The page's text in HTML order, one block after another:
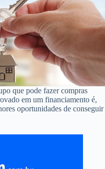
que pode fazer compras
em um financiamento é,
oportunidades de conseguir